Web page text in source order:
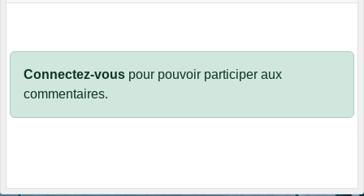
Connectez-vous pour pouvoir participer aux
commentaires.